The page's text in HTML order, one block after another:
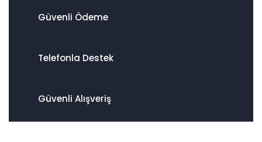
Güvenli Ödeme
Telefonla Destek
Güvenli Alışveriş